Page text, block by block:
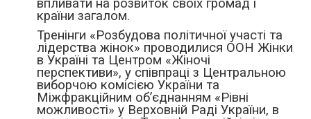
впливати на розвиток своїх громад і
країни загалом.
Тренінги «Розбудова політичної участі та
лідерства жінок» проводилися ООН Жінки
в Україні та Центром «Жіночі
перспективи», у співпраці з Центральною
виборчою комісією України та
Міжфракційним об’єднанням «Рівні
можливості» у Верховній Раді України, в